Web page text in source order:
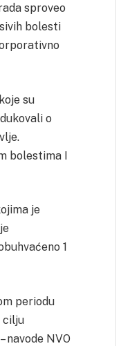
sproveo
bolesti
su
o
bolestima I
je
1
periodu
cilju
navode NVO